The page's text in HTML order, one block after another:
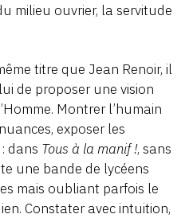
milieu ouvrier, la servitude
titre que Jean Renoir, il
de proposer une vision
Montrer l’humain
exposer les
dans Tous à la manif !, sans
une bande de lycéens
mais oubliant parfois le
Constater avec intuition,